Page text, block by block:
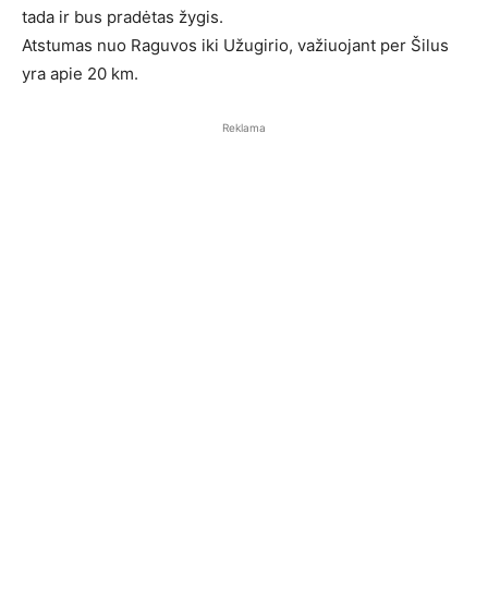
tada ir bus pradėtas žygis.
Atstumas nuo Raguvos iki Užugirio, važiuojant per Šilus
yra apie 20 km.
Reklama